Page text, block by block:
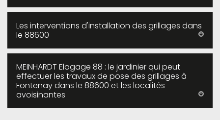
Les interventions d'installation des grillages dans
le 88600
MEINHARDT Elagage 88 : le jardinier qui peut
effectuer les travaux de pose des grillages à
Fontenay dans le 88600 et les localités
avoisinantes